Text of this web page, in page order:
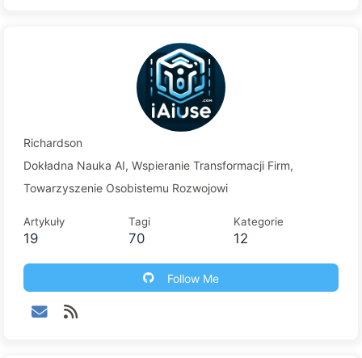
Richardson
Dokładna Nauka AI, Wspieranie Transformacji Firm,
Towarzyszenie Osobistemu Rozwojowi
Artykuły
19
Tagi
70
Kategorie
12
Follow Me